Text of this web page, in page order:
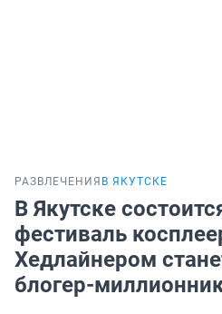
РАЗВЛЕЧЕНИЯ В ЯКУТСКЕ
В Якутске
фестиваль
Хедлайнером
блогер-